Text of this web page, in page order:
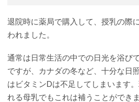
退院時に薬局で購入して、授乳の際
われました。
通常は日常生活の中での日光を浴び
ですが、カナダの冬など、十分な日
はビタミンDは不足してしまいます
れる母乳でもこれは補うことができま